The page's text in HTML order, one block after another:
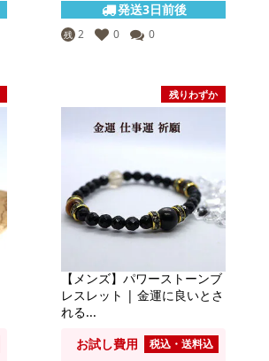
発送3日前後
残 2 0 0
残りわずか
【メンズ】パワーストーンブ
レスレット | 金運に良いとさ
れる...
お試し費用
税込・送料込